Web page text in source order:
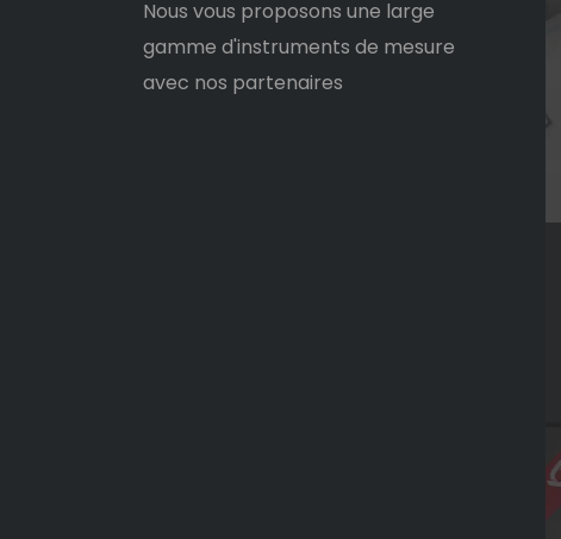
Nous vous proposons une large
gamme d'instruments de mesure
avec nos partenaires